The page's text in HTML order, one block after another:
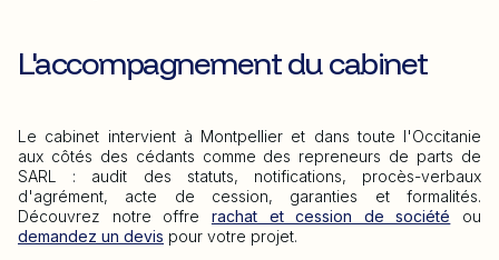
L'accompagnement du cabinet
Le cabinet intervient à Montpellier et dans toute l'Occitanie
aux côtés des cédants comme des repreneurs de parts de
SARL : audit des statuts, notifications, procès-verbaux
d'agrément, acte de cession, garanties et formalités.
Découvrez notre offre rachat et cession de société ou
demandez un devis pour votre projet.